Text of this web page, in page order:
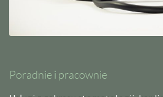
Poradnie i pracownie